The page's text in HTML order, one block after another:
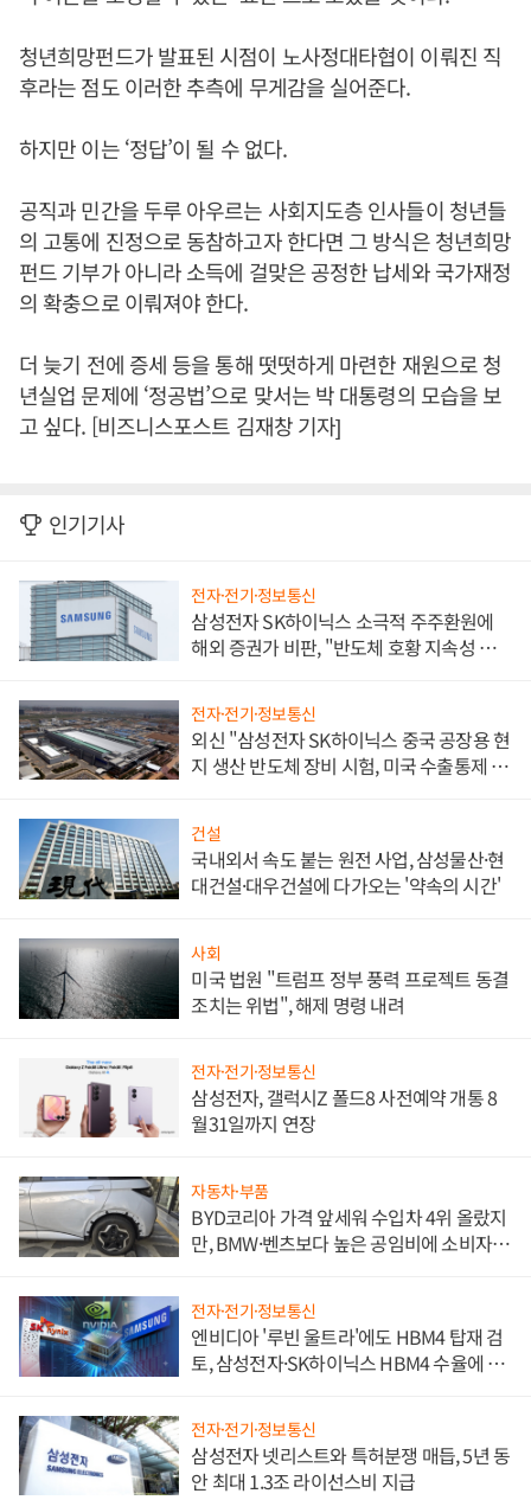
청년희망펀드가 발표된 시점이 노사정대타협이 이뤄진 직
후라는 점도 이러한 추측에 무게감을 실어준다.
하지만 이는 ‘정답’이 될 수 없다.
공직과 민간을 두루 아우르는 사회지도층 인사들이 청년들
의 고통에 진정으로 동참하고자 한다면 그 방식은 청년희망
펀드 기부가 아니라 소득에 걸맞은 공정한 납세와 국가재정
의 확충으로 이뤄져야 한다.
더 늦기 전에 증세 등을 통해 떳떳하게 마련한 재원으로 청
년실업 문제에 ‘정공법’으로 맞서는 박 대통령의 모습을 보
고 싶다. [비즈니스포스트 김재창 기자]
인기기사
전자·전기·정보통신
삼성전자 SK하이닉스 소극적 주주환원에
해외 증권가 비판, "반도체 호황 지속성 의
전자·전기·정보통신
외신 "삼성전자 SK하이닉스 중국 공장용 현
지 생산 반도체 장비 시험, 미국 수출통제 대
건설
국내외서 속도 붙는 원전 사업, 삼성물산·현
대건설·대우건설에 다가오는 '약속의 시간'
사회
미국 법원 "트럼프 정부 풍력 프로젝트 동결
조치는 위법", 해제 명령 내려
전자·전기·정보통신
삼성전자, 갤럭시Z 폴드8 사전예약 개통 8
월31일까지 연장
자동차·부품
BYD코리아 가격 앞세워 수입차 4위 올랐지
만, BMW·벤츠보다 높은 공임비에 소비자
전자·전기·정보통신
엔비디아 '루빈 울트라'에도 HBM4 탑재 검
토, 삼성전자·SK하이닉스 HBM4 수율에 주
전자·전기·정보통신
삼성전자 넷리스트와 특허분쟁 매듭, 5년 동
안 최대 1.3조 라이선스비 지급